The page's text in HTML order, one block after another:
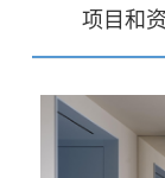
项目和